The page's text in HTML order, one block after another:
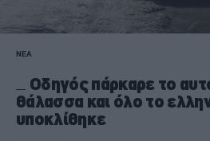
ΝΕΑ
Οδηγός πάρκαρε το
θάλασσα και όλο το
υποκλίθηκε